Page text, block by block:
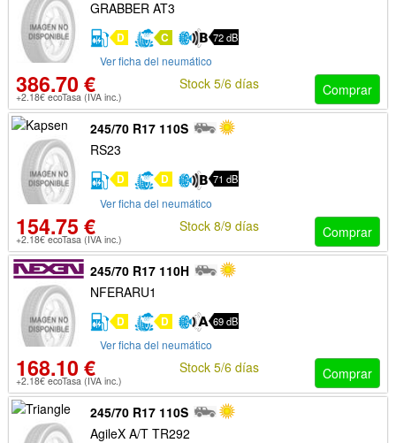
GRABBER AT3
D C 72 dB
Ver ficha del neumático
386.70 €
+2.18€ ecoTasa (IVA inc.) Comprar
Stock 5/6 días
245/70 R17 110S
RS23
D D 71 dB
Ver ficha del neumático
154.75 €
+2.18€ ecoTasa (IVA inc.) Comprar
Stock 8/9 días
245/70 R17 110H
NFERARU1
D D 69 dB
Ver ficha del neumático
168.10 €
+2.18€ ecoTasa (IVA inc.) Comprar
Stock 5/6 días
245/70 R17 110S
AgileX A/T TR292